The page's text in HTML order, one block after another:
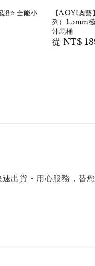
⭐️ 全能小
【AOYI奧
列）1.5mm
沖馬桶
Regular
從 NT$
出貨・用心服務，替您